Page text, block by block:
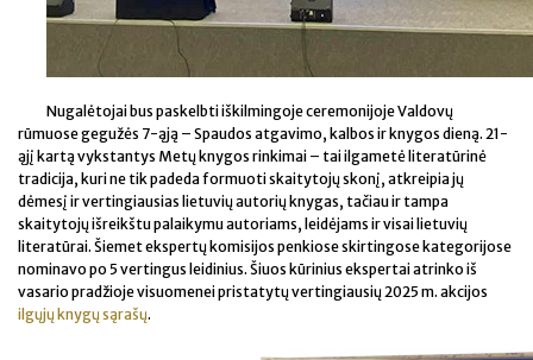
Nugalėtojai bus paskelbti iškilmingoje ceremonijoje Valdovų
rūmuose gegužės 7-ąją – Spaudos atgavimo, kalbos ir knygos dieną. 21-
ąjį kartą vykstantys Metų knygos rinkimai – tai ilgametė literatūrinė
tradicija, kuri ne tik padeda formuoti skaitytojų skonį, atkreipia jų
dėmesį ir vertingiausias lietuvių autorių knygas, tačiau ir tampa
skaitytojų išreikštu palaikymu autoriams, leidėjams ir visai lietuvių
literatūrai. Šiemet ekspertų komisijos penkiose skirtingose kategorijose
nominavo po 5 vertingus leidinius. Šiuos kūrinius ekspertai atrinko iš
vasario pradžioje visuomenei pristatytų vertingiausių 2025 m. akcijos
ilgųjų knygų sąrašų.